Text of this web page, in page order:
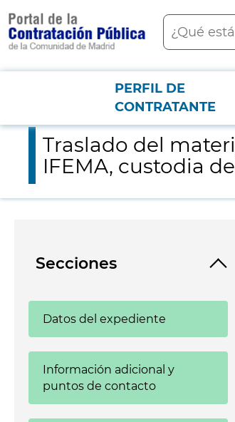
contenido
principal
Buscar
Menú PCON
PERFIL DE
CONTRATANTE
Traslado del material sanitario y EPI
Traslado del
IFEMA, custodia
Secciones
Datos del expediente
Información adicional y
puntos de contacto